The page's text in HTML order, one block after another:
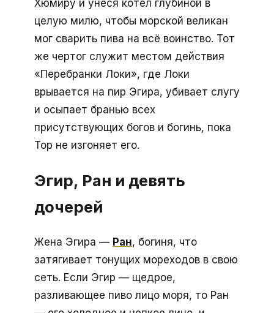
Хюмиру и унеся котёл глубиной в
целую милю, чтобы морской великан
мог сварить пива на всё воинство. Тот
же чертог служит местом действия
«Перебранки Локи», где Локи
врывается на пир Эгира, убивает слугу
и осыпает бранью всех
присутствующих богов и богинь, пока
Тор не изгоняет его.
Эгир, Ран и девять
дочерей
Жена Эгира — Ран, богиня, что
затягивает тонущих мореходов в свою
сеть. Если Эгир — щедрое,
разливающее пиво лицо моря, то Ран